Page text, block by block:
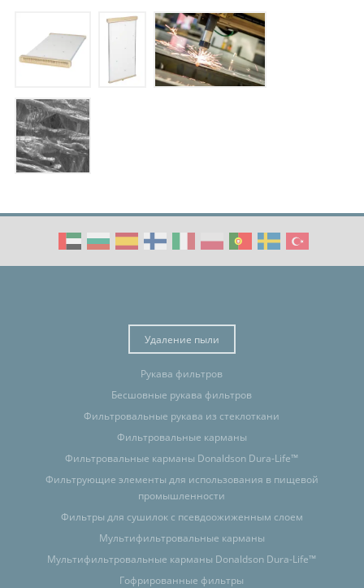
Удаление пыли
Рукава фильтров
Бесшовные рукава фильтров
Фильтровальные рукава из стеклоткани
Фильтровальные карманы
Фильтровальные карманы Donaldson Dura-Life™
Фильтрующие элементы для использования в пищевой
промышленности
Фильтры для сушилок с псевдоожиженным слоем
Мультифильтровальные карманы
Мультифильтровальные карманы Donaldson Dura-Life™
Гофрированные фильтры